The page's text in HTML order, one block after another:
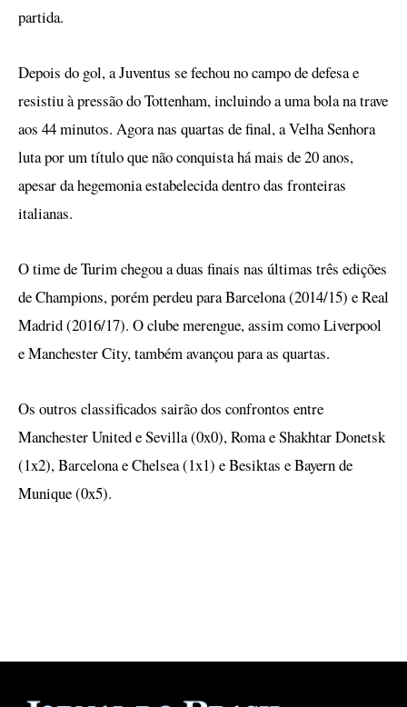
partida.
Depois do gol, a Juventus se fechou no campo de defesa e
resistiu à pressão do Tottenham, incluindo a uma bola na trave
aos 44 minutos. Agora nas quartas de final, a Velha Senhora
luta por um título que não conquista há mais de 20 anos,
apesar da hegemonia estabelecida dentro das fronteiras
italianas.
O time de Turim chegou a duas finais nas últimas três edições
de Champions, porém perdeu para Barcelona (2014/15) e Real
Madrid (2016/17). O clube merengue, assim como Liverpool
e Manchester City, também avançou para as quartas.
Os outros classificados sairão dos confrontos entre
Manchester United e Sevilla (0x0), Roma e Shakhtar Donetsk
(1x2), Barcelona e Chelsea (1x1) e Besiktas e Bayern de
Munique (0x5).